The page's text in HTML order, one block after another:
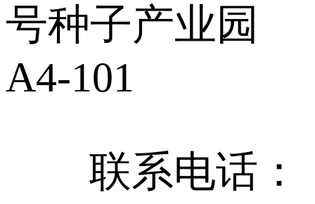
号种子产业园
A4-101
联系电话：